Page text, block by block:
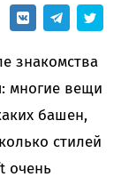
знакомства
многие вещи
башен,
стилей
очень